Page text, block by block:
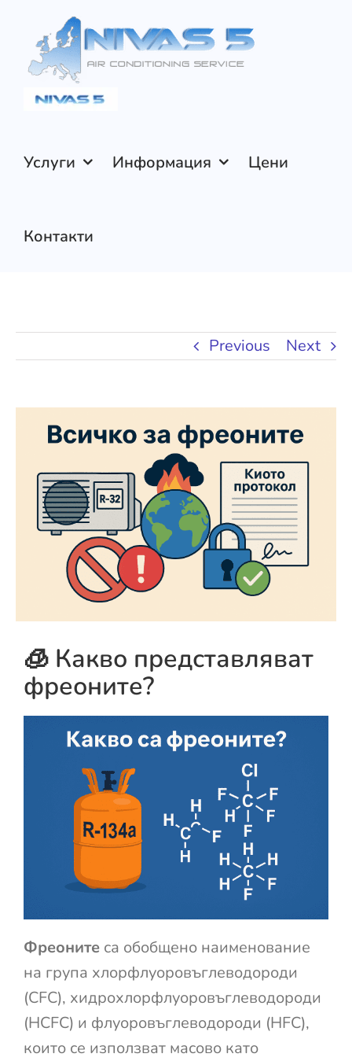
content
Услуги Информация Цени
Контакти
Previous Next
🧊 Какво представляват
фреоните?
Фреонитеса обобщено наименование
на група хлорфлуоровъглеводороди
(CFC), хидрохлорфлуоровъглеводороди
(HCFC) и флуоровъглеводороди (HFC),
които се използват масово като